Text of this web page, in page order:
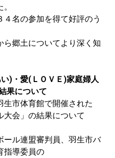
名の参加を得て好評のう
郷土についてより深く知
)・愛(ＬＯＶＥ)家庭婦人
果について
市体育館で開催された
大会」の結果について
ル連盟審判員、羽生市バ
指導委員の